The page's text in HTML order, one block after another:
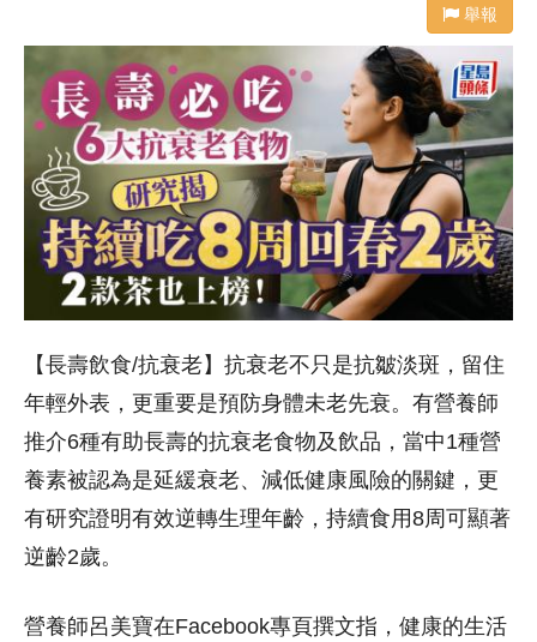
舉報
【長壽飲食/抗衰老】抗衰老不只是抗皺淡斑，留住
年輕外表，更重要是預防身體未老先衰。有營養師
推介6種有助長壽的抗衰老食物及飲品，當中1種營
養素被認為是延緩衰老、減低健康風險的關鍵，更
有研究證明有效逆轉生理年齡，持續食用8周可顯著
逆齡2歲。
營養師呂美寶在Facebook專頁撰文指，健康的生活